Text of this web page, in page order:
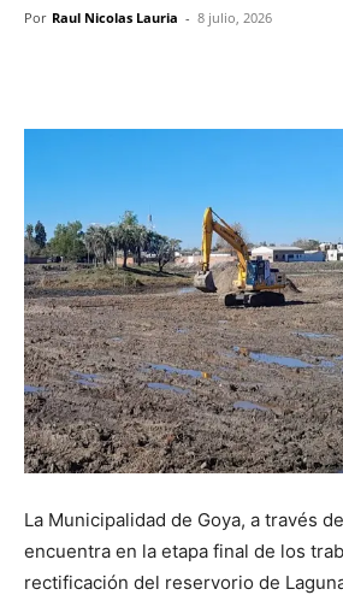
Por Raul Nicolas Lauria - 8 julio, 2026
La Municipalidad de Goya, a través
encuentra en la etapa final de los
rectificación del reservorio de